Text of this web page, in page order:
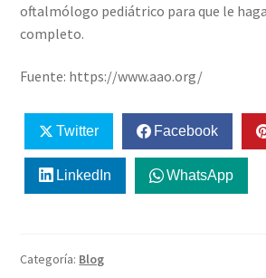
oftalmólogo pediátrico para que le
completo.
Fuente: https://www.aao.org/
Twitter Facebook
LinkedIn WhatsApp
Categoría: Blog